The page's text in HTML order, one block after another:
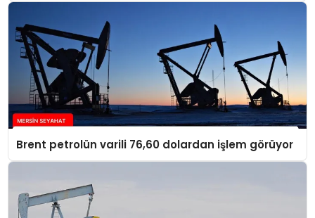
Brent petrolün varili 76,60 dolardan işlem görüyor